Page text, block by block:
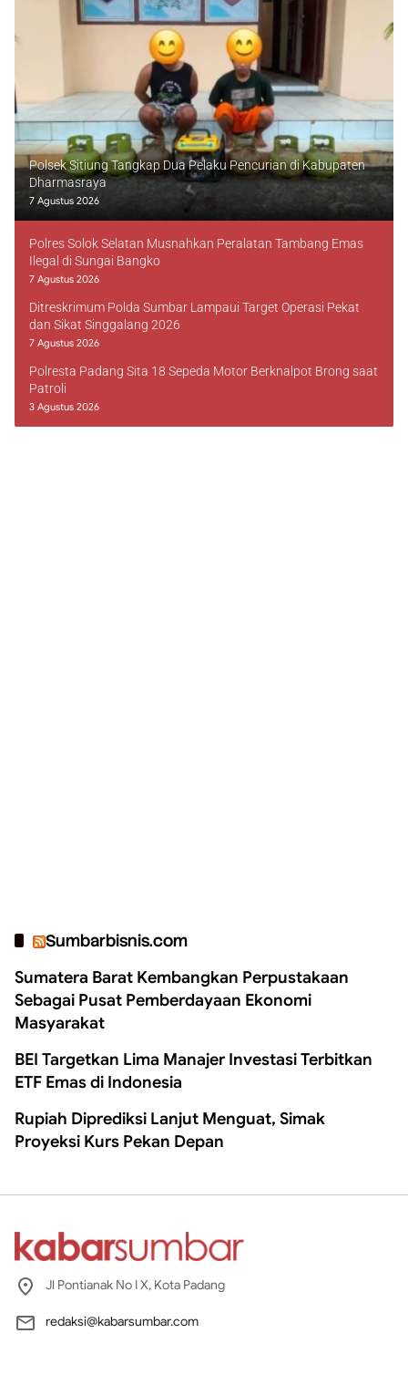
Polsek Sitiung Tangkap Dua Pelaku Pencurian di Kabupaten
Dharmasraya
7 Agustus 2026
Polres Solok Selatan Musnahkan Peralatan Tambang Emas
Ilegal di Sungai Bangko
7 Agustus 2026
Ditreskrimum Polda Sumbar Lampaui Target Operasi Pekat
dan Sikat Singgalang 2026
7 Agustus 2026
Polresta Padang Sita 18 Sepeda Motor Berknalpot Brong saat
Patroli
3 Agustus 2026
Sumbarbisnis.com
Sumatera Barat Kembangkan Perpustakaan
Sebagai Pusat Pemberdayaan Ekonomi
Masyarakat
BEI Targetkan Lima Manajer Investasi Terbitkan
ETF Emas di Indonesia
Rupiah Diprediksi Lanjut Menguat, Simak
Proyeksi Kurs Pekan Depan
Jl Pontianak No I X, Kota Padang
redaksi@kabarsumbar.com